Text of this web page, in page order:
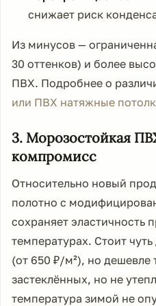
снижает риск
Из минусов —
30 оттенков) и более
ПВХ. Подробнее о
или ПВХ натяжные
3. Морозостойкая
компромисс
Относительно новый
полотно с
сохраняет эластичность
температурах. Стоит
(от 650 ₽/м²), но дешевле
застеклённых, но не
температура зимой не